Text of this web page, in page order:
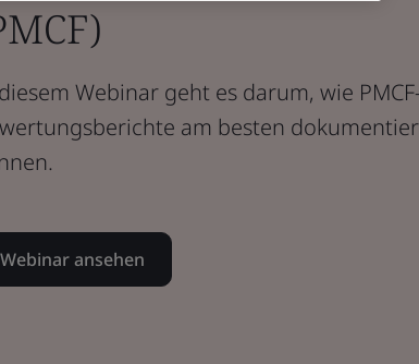
Webinar geht es darum, wie
am besten
Webinar ansehen